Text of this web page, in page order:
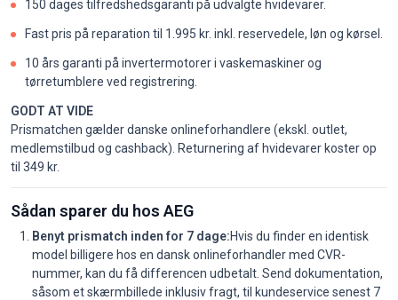
150 dages tilfredshedsgaranti på udvalgte hvidevarer.
Fast pris på reparation til 1.995 kr. inkl. reservedele, løn og kørsel.
10 års garanti på invertermotorer i vaskemaskiner og
tørretumblere ved registrering.
GODT AT VIDE
Prismatchen gælder danske onlineforhandlere (ekskl. outlet,
medlemstilbud og cashback). Returnering af hvidevarer koster op
til 349 kr.
Sådan sparer du hos AEG
Benyt prismatch inden for 7 dage:Hvis du finder en identisk
model billigere hos en dansk onlineforhandler med CVR-
nummer, kan du få differencen udbetalt. Send dokumentation,
såsom et skærmbillede inklusiv fragt, til kundeservice senest 7